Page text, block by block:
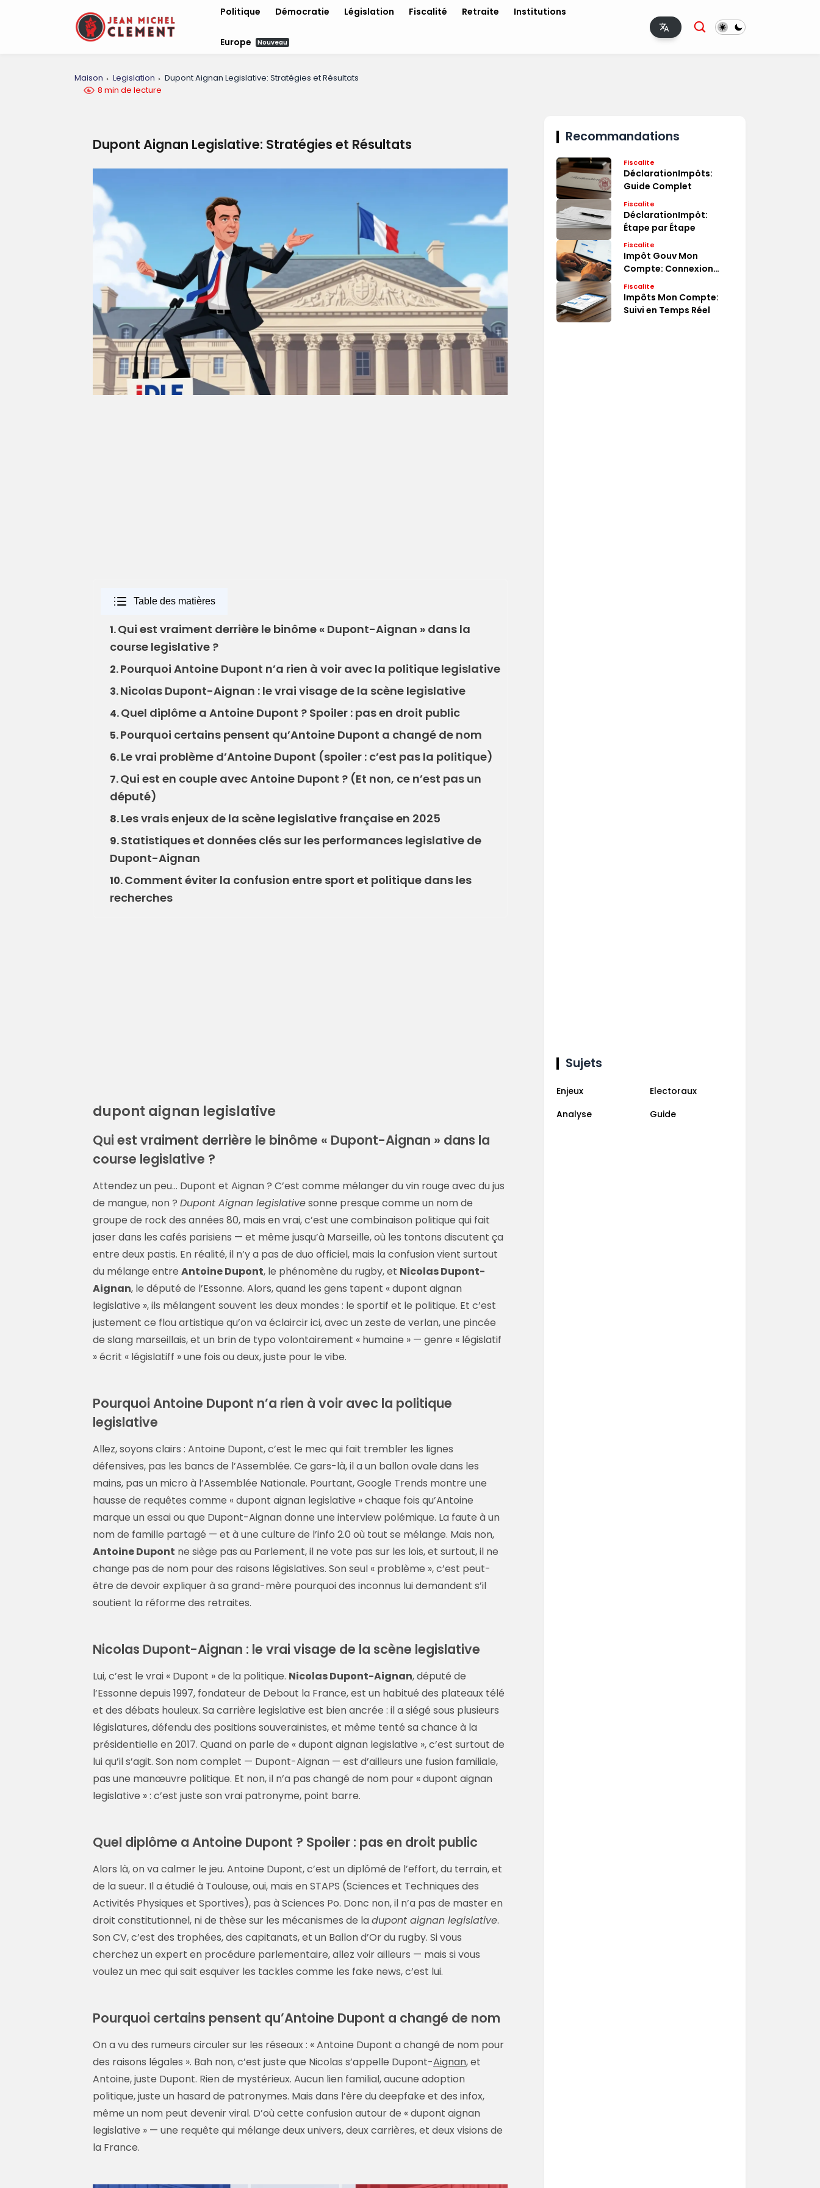
Politique Démocratie Législation Fiscalité Retraite Institutions
Europe Nouveau
Maison Legislation
Dupont Aignan Legislative: Stratégies et Résultats
8 min de lecture
Dupont Aignan Legislative: Stratégies et Résultats
Table des matières
1.Qui est vraiment derrière le binôme « Dupont-Aignan » dans la
course legislative ?
2.Pourquoi Antoine Dupont n’a rien à voir avec la politique legislative
3.Nicolas Dupont-Aignan : le vrai visage de la scène legislative
4.Quel diplôme a Antoine Dupont ? Spoiler : pas en droit public
5.Pourquoi certains pensent qu’Antoine Dupont a changé de nom
6.Le vrai problème d’Antoine Dupont (spoiler : c’est pas la politique)
7.Qui est en couple avec Antoine Dupont ? (Et non, ce n’est pas un
député)
8.Les vrais enjeux de la scène legislative française en 2025
9.Statistiques et données clés sur les performances legislative de
Dupont-Aignan
10.Comment éviter la confusion entre sport et politique dans les
recherches
dupont aignan legislative
Qui est vraiment derrière le binôme « Dupont-Aignan » dans la
course legislative ?
Attendez un peu… Dupont et Aignan ? C’est comme mélanger du vin rouge avec du jus
de mangue, non ? Dupont Aignan legislativesonne presque comme un nom de
groupe de rock des années 80, mais en vrai, c’est une combinaison politique qui fait
jaser dans les cafés parisiens — et même jusqu’à Marseille, où les tontons discutent ça
entre deux pastis. En réalité, il n’y a pas de duo officiel, mais la confusion vient surtout
du mélange entre Antoine Dupont, le phénomène du rugby, et Nicolas Dupont-
Aignan, le député de l’Essonne. Alors, quand les gens tapent « dupont aignan
legislative », ils mélangent souvent les deux mondes : le sportif et le politique. Et c’est
justement ce flou artistique qu’on va éclaircir ici, avec un zeste de verlan, une pincée
de slang marseillais, et un brin de typo volontairement « humaine » — genre « législatif
» écrit « législatiff » une fois ou deux, juste pour le vibe.
Pourquoi Antoine Dupont n’a rien à voir avec la politique
legislative
Allez, soyons clairs : Antoine Dupont, c’est le mec qui fait trembler les lignes
défensives, pas les bancs de l’Assemblée. Ce gars-là, il a un ballon ovale dans les
mains, pas un micro à l’Assemblée Nationale. Pourtant, Google Trends montre une
hausse de requêtes comme « dupont aignan legislative » chaque fois qu’Antoine
marque un essai ou que Dupont-Aignan donne une interview polémique. La faute à un
nom de famille partagé — et à une culture de l’info 2.0 où tout se mélange. Mais non,
Antoine Dupont ne siège pas au Parlement, il ne vote pas sur les lois, et surtout, il ne
change pas de nom pour des raisons législatives. Son seul « problème », c’est peut-
être de devoir expliquer à sa grand-mère pourquoi des inconnus lui demandent s’il
soutient la réforme des retraites.
Nicolas Dupont-Aignan : le vrai visage de la scène legislative
Lui, c’est le vrai « Dupont » de la politique. Nicolas Dupont-Aignan, député de
l’Essonne depuis 1997, fondateur de Debout la France, est un habitué des plateaux télé
et des débats houleux. Sa carrière legislative est bien ancrée : il a siégé sous plusieurs
législatures, défendu des positions souverainistes, et même tenté sa chance à la
présidentielle en 2017. Quand on parle de « dupont aignan legislative », c’est surtout de
lui qu’il s’agit. Son nom complet — Dupont-Aignan — est d’ailleurs une fusion familiale,
pas une manœuvre politique. Et non, il n’a pas changé de nom pour « dupont aignan
legislative » : c’est juste son vrai patronyme, point barre.
Quel diplôme a Antoine Dupont ? Spoiler : pas en droit public
Alors là, on va calmer le jeu. Antoine Dupont, c’est un diplômé de l’effort, du terrain, et
de la sueur. Il a étudié à Toulouse, oui, mais en STAPS (Sciences et Techniques des
Activités Physiques et Sportives), pas à Sciences Po. Donc non, il n’a pas de master en
droit constitutionnel, ni de thèse sur les mécanismes de ladupont aignan legislative.
Son CV, c’est des trophées, des capitanats, et un Ballon d’Or du rugby. Si vous
cherchez un expert en procédure parlementaire, allez voir ailleurs — mais si vous
voulez un mec qui sait esquiver les tackles comme les fake news, c’est lui.
Pourquoi certains pensent qu’Antoine Dupont a changé de nom
On a vu des rumeurs circuler sur les réseaux : « Antoine Dupont a changé de nom pour
des raisons légales ». Bah non, c’est juste que Nicolas s’appelle Dupont-Aignan, et
Antoine, juste Dupont. Rien de mystérieux. Aucun lien familial, aucune adoption
politique, juste un hasard de patronymes. Mais dans l’ère du deepfake et des infox,
même un nom peut devenir viral. D’où cette confusion autour de « dupont aignan
legislative » — une requête qui mélange deux univers, deux carrières, et deux visions de
la France.
Recommandations
Fiscalite
DéclarationImpôts:
Guide Complet
Fiscalite
DéclarationImpôt:
Étape par Étape
Fiscalite
Impôt Gouv Mon
Compte: Connexion
Rapide
Fiscalite
Impôts Mon Compte:
Suivi en Temps Réel
Sujets
Enjeux
Electoraux
Analyse
Guide